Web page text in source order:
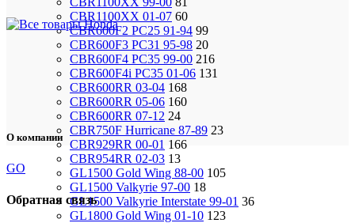
CBR1100XX 01-07 60
CBR600F2 PC25 91-94 99
CBR600F3 PC31 95-98 20
CBR600F4 PC35 99-00 216
CBR600F4i PC35 01-06 131
CBR600RR 03-04 168
CBR600RR 05-06 160
CBR600RR 07-12 24
CBR750F Hurricane 87-89 23
CBR929RR 00-01 166
CBR954RR 02-03 13
GL1500 Gold Wing 88-00 105
GL1500 Valkyrie 97-00 18
GL1500 Valkyrie Interstate 99-01 36
GL1800 Gold Wing 01-10 123
О компании
GO
Обратная связь